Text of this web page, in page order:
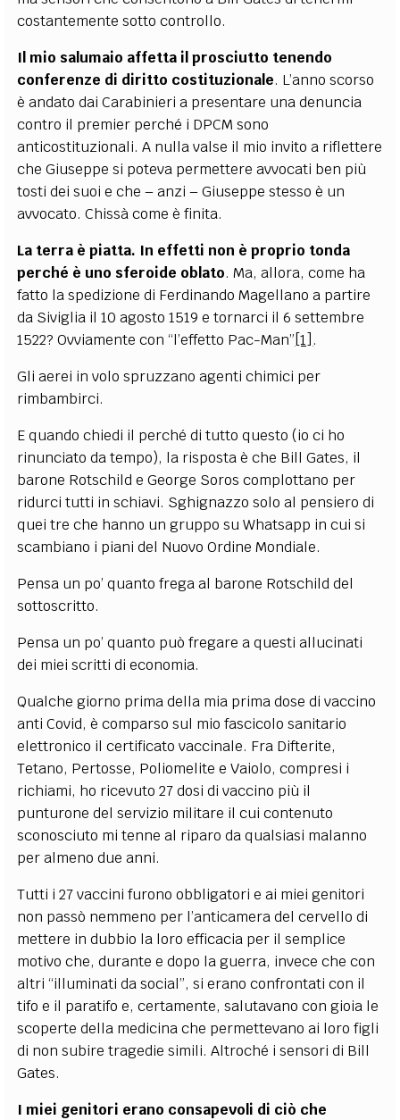
costantemente sotto controllo.
Il mio salumaio affetta il prosciutto tenendo
conferenze di diritto costituzionale. L’anno scorso
è andato dai Carabinieri a presentare una denuncia
contro il premier perché i DPCM sono
anticostituzionali. A nulla valse il mio invito a riflettere
che Giuseppe si poteva permettere avvocati ben più
tosti dei suoi e che – anzi – Giuseppe stesso è un
avvocato. Chissà come è finita.
La terra è piatta. In effetti non è proprio tonda
perché è uno sferoide oblato. Ma, allora, come ha
fatto la spedizione di Ferdinando Magellano a partire
da Siviglia il 10 agosto 1519 e tornarci il 6 settembre
1522? Ovviamente con “l’effetto Pac-Man”[1] .
Gli aerei in volo spruzzano agenti chimici per
rimbambirci.
E quando chiedi il perché di tutto questo (io ci ho
rinunciato da tempo), la risposta è che Bill Gates, il
barone Rotschild e George Soros complottano per
ridurci tutti in schiavi. Sghignazzo solo al pensiero di
quei tre che hanno un gruppo su Whatsapp in cui si
scambiano i piani del Nuovo Ordine Mondiale.
Pensa un po’ quanto frega al barone Rotschild del
sottoscritto.
Pensa un po’ quanto può fregare a questi allucinati
dei miei scritti di economia.
Qualche giorno prima della mia prima dose di vaccino
anti Covid, è comparso sul mio fascicolo sanitario
elettronico il certificato vaccinale. Fra Difterite,
Tetano, Pertosse, Poliomelite e Vaiolo, compresi i
richiami, ho ricevuto 27 dosi di vaccino più il
punturone del servizio militare il cui contenuto
sconosciuto mi tenne al riparo da qualsiasi malanno
per almeno due anni.
Tutti i 27 vaccini furono obbligatori e ai miei genitori
non passò nemmeno per l’anticamera del cervello di
mettere in dubbio la loro efficacia per il semplice
motivo che, durante e dopo la guerra, invece che con
altri “illuminati da social”, si erano confrontati con il
tifo e il paratifo e, certamente, salutavano con gioia le
scoperte della medicina che permettevano ai loro figli
di non subire tragedie simili. Altroché i sensori di Bill
Gates.
I miei genitori erano consapevoli di ciò che